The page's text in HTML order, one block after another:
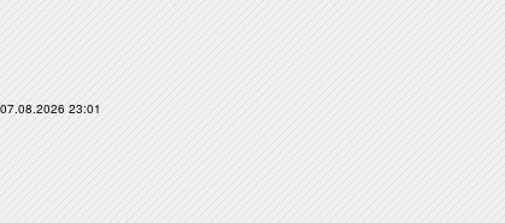
07.08.2026 23:01